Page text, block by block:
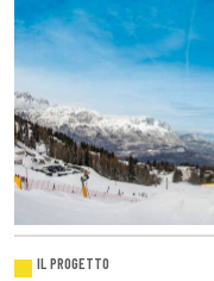
IL PROGETTO